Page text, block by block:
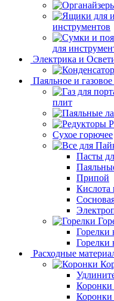
инструментов
для
Электрика и
Паяльное и
плит
Сухое горючее
Пасты
Припой
Кислота
Горелки
Горелки
Расходные
Коронки
Коронки